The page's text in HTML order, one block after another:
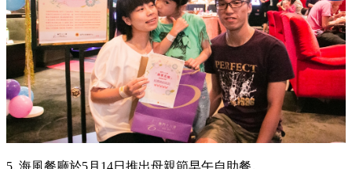
5. 海風餐廳於5月14日推出母親節早午自助餐。